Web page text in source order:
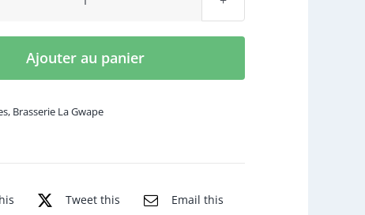
quantité
33
cl
Ajouter au panier
, Brasserie La Gwape
Tweet this Email this